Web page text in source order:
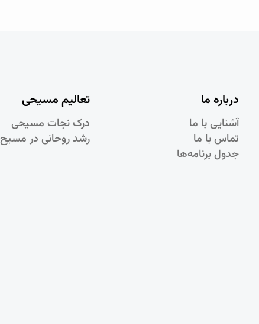
تعالیم مسیحی
درک نجات مسيحی
رشد روحانی در مسيح
درباره ما
آشنایی با ما
تماس با ما
جدول برنامه‌ها